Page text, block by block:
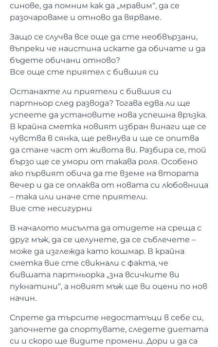
синове, да помним как да „мравим“, да се
разочароваме и отново да вярваме.
Защо се случва все още да сте необвързани,
въпреки че наистина искате да обичате и да
бъдете обичани отново?
Все още сте приятел с бившия си
Останахте ли приятели с бившия си
партньор след развода? Тогава едва ли ще
успеете да установите нова успешна връзка.
В крайна сметка новият избран винаги ще се
чувства в сянка, ще ревнува и ще се опитва
да стане част от живота ви. Разбира се, той
бързо ще се умори от такава роля. Особено
ако първият обича да те вземе на втората
вечер и да се оплаква от новата си любовница
– така или иначе сте приятели.
Вие сте несигурни
В началото мисълта да отидете на среща с
друг мъж, да се целунете, да се съблечете –
може да изглежда като кошмар. В крайна
сметка вие сте свикнали с факта, че
бившата партньорка „зна всичките ви
пукнатини“, а новият мъж ще ви оцени по нов
начин.
Спрете да търсите недостатъци в себе си,
започнете да спортувате, следете диетата
си и скоро ще видите промени. Дори и да са